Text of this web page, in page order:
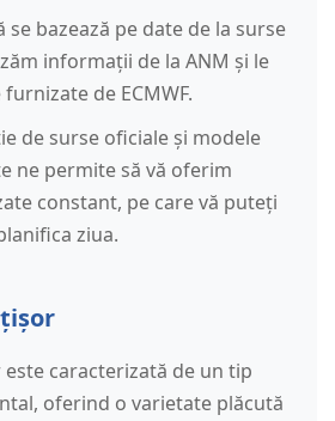
bazează pe date de la surse
informații de la ANM și le
de ECMWF.
de surse oficiale și modele
ne permite să vă oferim
constant, pe care vă puteți
ziua.
caracterizată de un tip
oferind o varietate plăcută